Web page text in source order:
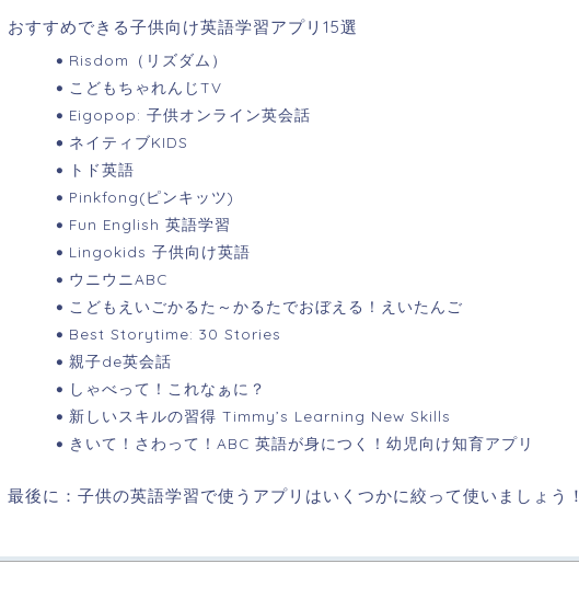
おすすめできる子供向け英語学習アプリ15選
Risdom（リズダム）
こどもちゃれんじTV
Eigopop: 子供オンライン英会話
ネイティブKIDS
トド英語
Pinkfong(ピンキッツ)
Fun English 英語学習
Lingokids 子供向け英語
ウニウニABC
こどもえいごかるた～かるたでおぼえる！えいたんご
Best Storytime: 30 Stories
親子de英会話
しゃべって！これなぁに？
新しいスキルの習得 Timmy’s Learning New Skills
きいて！さわって！ABC 英語が身につく！幼児向け知育アプリ
最後に：子供の英語学習で使うアプリはいくつかに絞って使いましょう！